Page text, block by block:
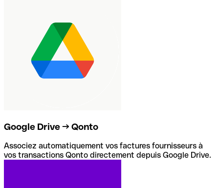
Google Drive → Qonto
Associez automatiquement vos factures fournisseurs à
vos transactions Qonto directement depuis Google Drive.